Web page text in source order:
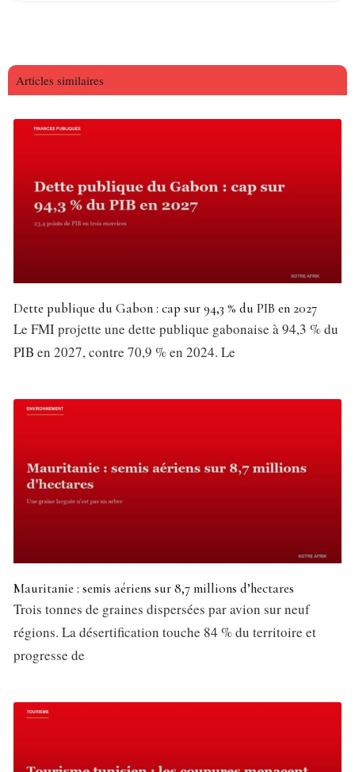
Articles similaires
Dette publique du Gabon : cap sur 94,3 % du PIB en 2027
Le FMI projette une dette publique gabonaise à 94,3 % du
PIB en 2027, contre 70,9 % en 2024. Le
Mauritanie : semis aériens sur 8,7 millions d’hectares
Trois tonnes de graines dispersées par avion sur neuf
régions. La désertification touche 84 % du territoire et
progresse de